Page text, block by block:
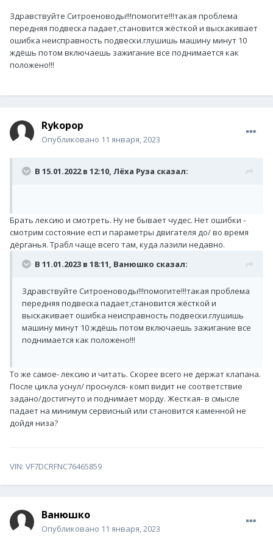
Здравствуйте Ситроеноводы!!!помогите!!!такая проблема
передняя подвеска падает,становится жёсткой и выскакивает
ошибка неисправность подвески.глушишь машину минут 10
ждёшь потом включаешь зажигание все поднимается как
положено!!!
Rykopop
Опубликовано 11 января, 2023
В 15.01.2022 в 12:10, Лёха Руза сказал:
Брать лексию и смотреть. Ну не бывает чудес. Нет ошибки -
смотрим состояние есп и параметры двигателя до/ во время
дёрганья. Трабл чаще всего там, куда лазили недавно.
В 11.01.2023 в 18:11, Ванюшко сказал:
Здравствуйте Ситроеноводы!!!помогите!!!такая проблема
передняя подвеска падает,становится жёсткой и
выскакивает ошибка неисправность подвески.глушишь
машину минут 10 ждёшь потом включаешь зажигание все
поднимается как положено!!!
То же самое- лексию и читать. Скорее всего не держат клапана.
После цикла уснул/ проснулся- комп видит не соответствие
задано/достигнуто и поднимает морду. Жесткая- в смысле
падает на минимум сервисный или становится каменной не
дойдя низа?
VIN: VF7DCRFNC76465859
Ванюшко
Опубликовано 11 января, 2023